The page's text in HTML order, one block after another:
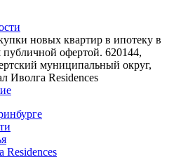
новых квартир в ипотеку в
публичной офертой. 620144,
муниципальный округ,
Иволга Residences